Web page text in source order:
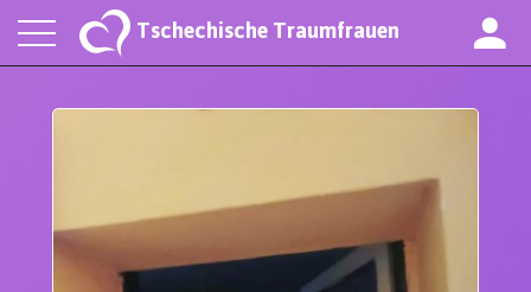
Tschechische Traumfrauen